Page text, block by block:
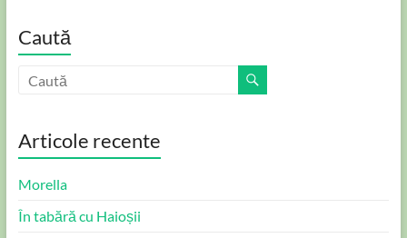
Caută
Articole recente
Morella
În tabără cu Haioșii